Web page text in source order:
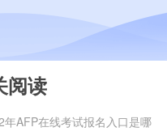
阅读
年AFP在线考试报名入口是哪